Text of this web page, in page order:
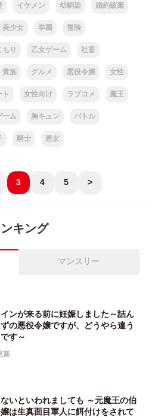
イケメン 幼馴染 婚約破棄
美少女 学園 冒険
もり 乙女ゲーム 社畜
貴族 グルメ 悪役令嬢 女性
ト 女性向け ラブコメ 魔王
ーム 胸キュン バトル
騎士 悪女
3 4 5 >
キング
マンスリー
ンが来る前に妊娠しました～詰ん
の悪役令嬢ですが、どうやら違う
す～
新
いといわれましても ～元魔王の伯
は生真面目軍人に餌付けをされて